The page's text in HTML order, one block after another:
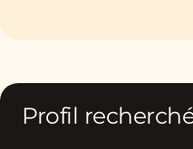
Profil